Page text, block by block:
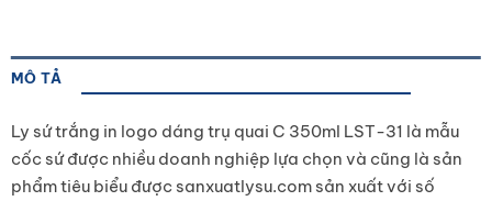
MÔ TẢ
Ly sứ trắng in logo dáng trụ quai C 350ml LST-31 là mẫu
cốc sứ được nhiều doanh nghiệp lựa chọn và cũng là sản
phẩm tiêu biểu được sanxuatlysu.com sản xuất với số